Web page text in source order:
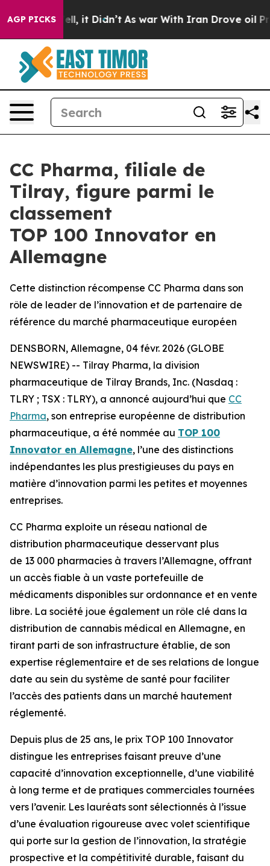
AGP PICKS
Well, it Didn’t As war With Iran Drove oil Prices
CC Pharma, filiale de
Tilray, figure parmi le
classement
TOP 100 Innovator en
Allemagne
Cette distinction récompense CC Pharma dans son
rôle de leader de l’innovation et de partenaire de
référence du marché pharmaceutique européen
DENSBORN, Allemagne, 04 févr. 2026 (GLOBE
NEWSWIRE) -- Tilray Pharma, la division
pharmaceutique de Tilray Brands, Inc. (Nasdaq :
TLRY ; TSX : TLRY), a annoncé aujourd’hui que CC
Pharma, son entreprise européenne de distribution
pharmaceutique, a été nommée au TOP 100
Innovator en Allemagne, l’une des distinctions
indépendantes les plus prestigieuses du pays en
matière d’innovation parmi les petites et moyennes
entreprises.
CC Pharma exploite un réseau national de
distribution pharmaceutique desservant plus
de 13 000 pharmacies à travers l’Allemagne, offrant
un accès fiable à un vaste portefeuille de
médicaments disponibles sur ordonnance et en vente
libre. La société joue également un rôle clé dans la
distribution de cannabis médical en Allemagne, en
tirant parti de son infrastructure établie, de son
expertise réglementaire et de ses relations de longue
date au sein du système de santé pour faciliter
l’accès des patients dans un marché hautement
réglementé.
Depuis plus de 25 ans, le prix TOP 100 Innovator
distingue les entreprises faisant preuve d’une
capacité d’innovation exceptionnelle, d’une viabilité
à long terme et de pratiques commerciales tournées
vers l’avenir. Les lauréats sont sélectionnés à l’issue
d’une évaluation rigoureuse avec volet scientifique
qui porte sur la gestion de l’innovation, la stratégie
prospective et la compétitivité durable, faisant du